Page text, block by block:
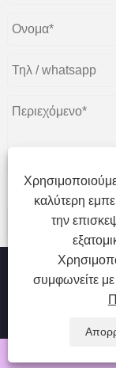
καλύτερη
την
συμφωνείτε
Με την επιφύλαξη